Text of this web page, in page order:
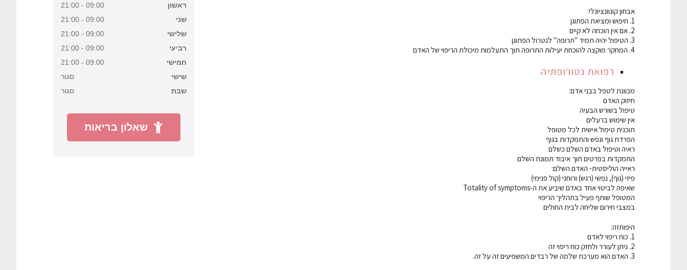
אבחון קונוונציונלי:
1. חיפוש ומציאת הפתוגן
2. אם אין הוכחה לא קיים
3. הטיפול יהיה תמיד "תרופה" לנטרול הפתוגן
4. המחקר מוקצה להוכחת יעילות התרופה תוך התעלמות מיכולת הריפוי של האדם
רפואת נטורופתיה
מכוונת לטפל בבני אדם:
חיזוק האדם
טיפול בשורש הבעיה
אין שימוש ברעלים
תוכנית טיפול אישית לכל מטופל
הפרדת גוף ונפש והתמקדות בגוף
ראיה וטיפול באדם השלם כשלם
התמקדות בפרטים תוך איבוד תמונת השלם
ראייה הוליסטית- האדם השלם:
פיזי (גוף), נפשי (רגש) ורוחני (קול פנימי)
שאיפה לביטוי אחד באדם שיביע את ה-Totality of symptoms
המטופל שותף פעיל בתהליך הריפוי
במצבי חירום שליחה לבית החולים
היפותזה:
1. כוח ריפוי לאדם
2. ניתן לעורר ולחזק כוח ריפוי זה
3. האדם הוא מערכת שלמה של רבדים המשפיעים זה על זה.
ראשון
09:00 - 21:00
שני
09:00 - 21:00
שלישי
09:00 - 21:00
רביעי
09:00 - 21:00
חמישי
09:00 - 21:00
שישי
סגור
שבת
סגור
שאלון בריאות